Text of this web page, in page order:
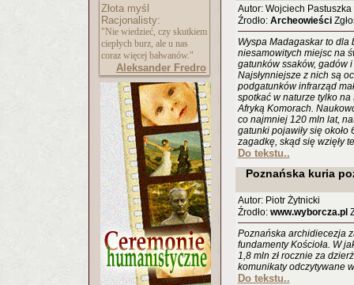
Złota myśl
Racjonalisty:
"Nie wiedzieć, czy skutkiem
ciepłych burz, ale u nas
coraz więcej bałwanów."
Aleksander Fredro
Autor: Wojciech Pastuszka
Źrodło: Archeowieści
Wyspa Madagaskar to
niesamowitych miejsc na
gatunków ssaków, gadów
Najsłynniejsze z nich są
podgatunków infrarząd
spotkać w naturze tylko
Afryką Komorach.
co najmniej 120 mln lat,
gatunki pojawiły się
zagadkę, skąd się wzięły
Do tekstu..
Poznańska kuria
Autor: Piotr Żytnicki
Źrodło: www.wyborcza.pl
Poznańska archidiecezja
fundamenty Kościoła. W
1,8 mln zł rocznie za
komunikaty odczytywane
Do tekstu..